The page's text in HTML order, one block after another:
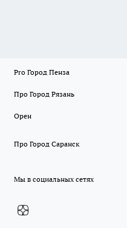
Pro Город Пенза
Про Город Рязань
Орен
Про Город Саранск
Мы в социальных сетях